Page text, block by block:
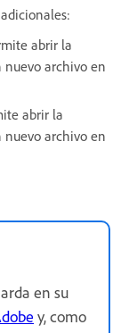
abrir la
nuevo archivo en
abrir la
nuevo archivo en
en su
y, como